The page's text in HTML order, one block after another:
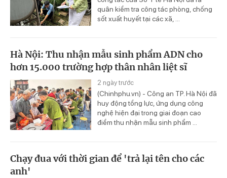
quân kiểm tra công tác phòng, chống
sốt xuất huyết tại các xã, ...
Hà Nội: Thu nhận mẫu sinh phẩm ADN cho
hơn 15.000 trường hợp thân nhân liệt sĩ
2 ngày trước
(Chinhphu.vn) - Công an TP. Hà Nội đã
huy động tổng lực, ứng dụng công
nghệ hiện đại trong giai đoạn cao
điểm thu nhận mẫu sinh phẩm ...
Chạy đua với thời gian để 'trả lại tên cho các
anh'